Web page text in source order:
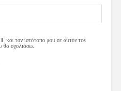
τον ιστότοπο μου σε αυτόν τον
θα σχολιάσω.